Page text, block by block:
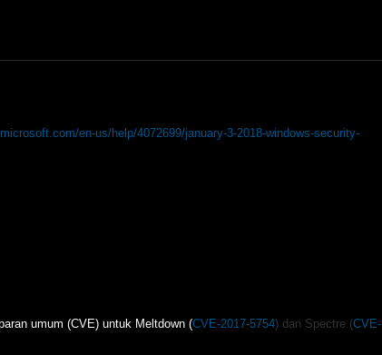
en-us/help/4072699/january-3-2018-windows-security-
umum (CVE) untuk Meltdown (CVE-2017-5754) dan Spectre (CVE-